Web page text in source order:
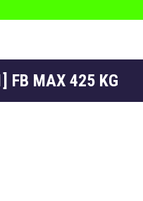
FB MAX 425 KG